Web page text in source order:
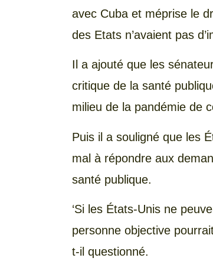
avec Cuba et méprise le
des Etats n’avaient pas
Il a ajouté que les
critique de la santé
milieu de la pandémie de
Puis il a souligné que les
mal à répondre aux
santé publique.
‘Si les États-Unis ne
personne objective
t-il questionné.